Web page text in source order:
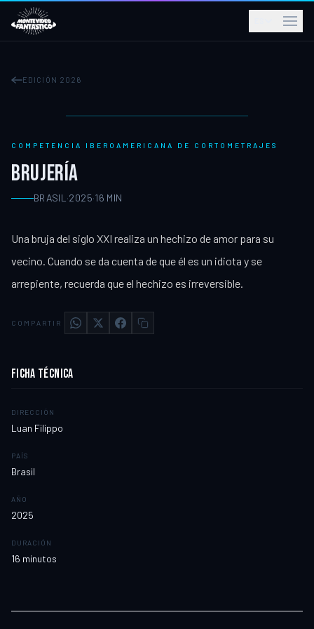
EDICIÓN 2026
COMPETENCIA IBEROAMERICANA DE CORTOMETRAJES
BRUJERÍA
BRASIL ·2025·16 MIN
Una bruja del siglo XXI realiza un hechizo de amor para su
vecino. Cuando se da cuenta de que él es un idiota y se
arrepiente, recuerda que el hechizo es irreversible.
COMPARTIR
FICHA TÉCNICA
DIRECCIÓN
Luan Filippo
PAÍS
Brasil
AÑO
2025
DURACIÓN
16 minutos